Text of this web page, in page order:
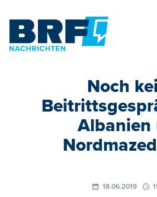
Noch
Albanien
18.06.2019